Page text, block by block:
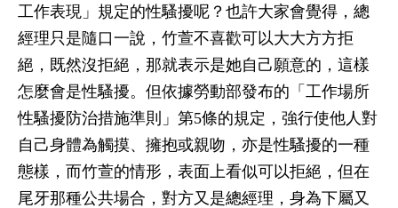
工作表現」規定的性騷擾呢？也許大家會覺得，總
經理只是隨口一說，竹萱不喜歡可以大大方方拒
絕，既然沒拒絕，那就表示是她自己願意的，這樣
怎麼會是性騷擾。但依據勞動部發布的「工作場所
性騷擾防治措施準則」第5條的規定，強行使他人對
自己身體為觸摸、擁抱或親吻，亦是性騷擾的一種
態樣，而竹萱的情形，表面上看似可以拒絕，但在
尾牙那種公共場合，對方又是總經理，身為下屬又